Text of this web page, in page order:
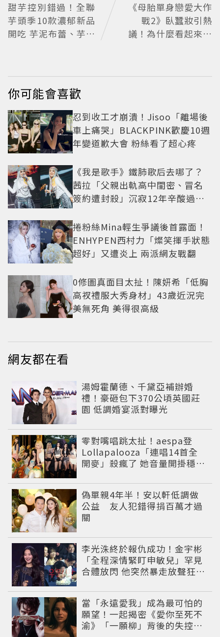
甜芋控別錯過！全聯
芋頭季10款濃郁新品
開吃 芋泥布蕾、芋頭
《母胎單身戀愛大作
戰2》臥蠶妝引熱
議！為什麼看起來這
你可能會喜歡
忍到收工才崩潰！Jisoo「離場後
車上痛哭」BLACKPINK歡慶10週
年變道歉大會 粉絲看了超心疼
《我是歌手》鐵肺歌后去哪了？
茜拉「父親出軌高中閨密、冒名
簽約遭封殺」沉寂12年辛酸過往
捲粉絲Mina輕生爭議後首露面！
ENHYPEN西村力「燦笑揮手狀態
超好」又遭炎上 兩派網友戰翻
0修圖真面目太扯！陳妍希「低胸
高衩禮服大秀身材」43歲近況完
美無死角 美得很高級
網友都在看
湯姆霍蘭德、千黛亞補辦婚
禮！豪砸包下370公頃英國莊
園 低調婚宴派對曝光
零對嘴唱跳太扯！aespa登
Lollapalooza「連唱14首全
開麥」殺瘋了 她音量開掛穩到
偽單親4年半！安以軒低調做
公益 友人犯錯得捐百萬才過
關
李光洙終於報仇成功！金宇彬
「全程深情緊盯申敏兒」罕見
合體放閃 他突然暴走放聲狂吼
當「永遠愛我」成為最可怕的
願望！一起揭密《愛你至死不
渝》「一願柳」背後的失控愛